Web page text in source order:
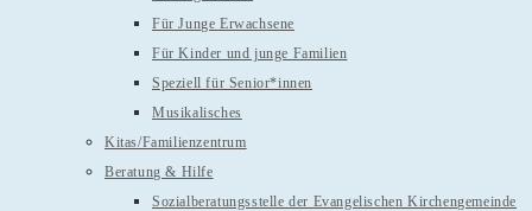
Für Junge Erwachsene
Für Kinder und junge Familien
Speziell für Senior*innen
Musikalisches
Kitas/Familienzentrum
Beratung & Hilfe
Sozialberatungsstelle der Evangelischen Kirchengemeinde